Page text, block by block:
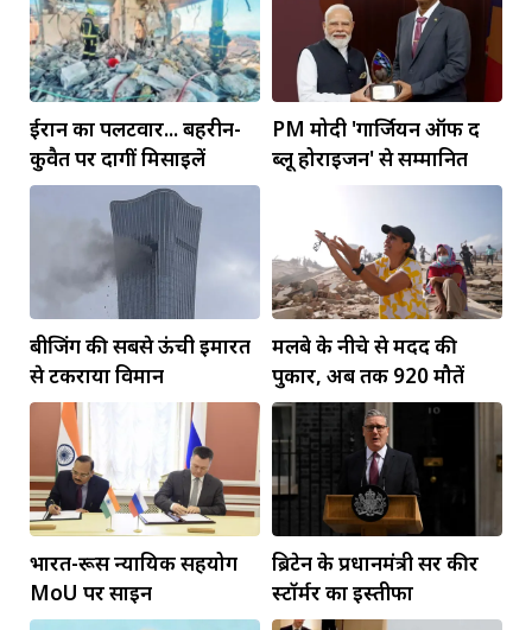
ईरान का पलटवार... बहरीन-
कुवैत पर दागीं मिसाइलें
PM मोदी 'गार्जियन ऑफ द
ब्लू होराइजन' से सम्मानित
बीजिंग की सबसे ऊंची इमारत
से टकराया विमान
मलबे के नीचे से मदद की
पुकार, अब तक 920 मौतें
भारत-रूस न्यायिक सहयोग
MoU पर साइन
ब्रिटेन के प्रधानमंत्री सर कीर
स्टॉर्मर का इस्तीफा